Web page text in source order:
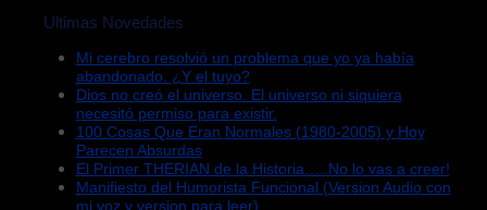
Ultimas Novedades
Mi cerebro resolvió un problema que yo ya había
abandonado. ¿Y el tuyo?
Dios no creó el universo. El universo ni siquiera
necesitó permiso para existir.
100 Cosas Que Eran Normales (1980-2005) y Hoy
Parecen Absurdas
El Primer THERIAN de la Historia…..No lo vas a creer!
Manifiesto del Humorista Funcional (Version Audio con
mi voz y version para leer)